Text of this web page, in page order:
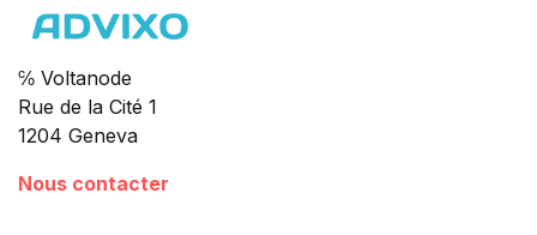
℅ Voltanode
Rue de la Cité 1
1204 Geneva
Nous contacter